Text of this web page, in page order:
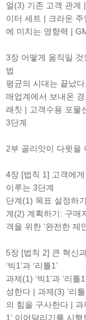
얼(3) 기존 고객 관계
이터 세트 | 크라운
에 미치는 영향력 |
3장 어떻게 움직일
법
평균의 시대는 끝났
매업계에서 보내온
래칫 | 고객수용 포물
3단계
2부 골리앗이 다윗을
4장 [법칙 1] 고객에
이루는 3단계
단계(1) 목표 설정하
계(2) 계획하기: 구매
객을 위한 ‘완전한 제
5장 [법칙 2] 큰 혁신
‘빅1’과 ‘리틀1’
과제(1) ‘빅1’과 ‘리
성한다 | 과제(3) ‘리
의 힘을 구사한다 |
1’ 이어달리기를 시행